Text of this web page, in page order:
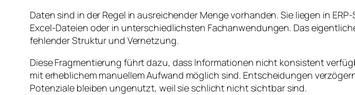
Daten sind in der Regel in ausreichender Menge vorhanden. Sie liegen in
Excel-Dateien oder in unterschiedlichsten Fachanwendungen. Das
fehlender Struktur und Vernetzung.
Diese Fragmentierung führt dazu, dass Informationen nicht konsistent
mit erheblichem manuellem Aufwand möglich sind. Entscheidungen
Potenziale bleiben ungenutzt, weil sie schlicht nicht sichtbar sind.